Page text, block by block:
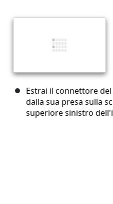
Estrai il connettore
dalla sua presa sulla
superiore sinistro